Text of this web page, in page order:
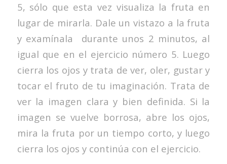
5, sólo que esta vez visualiza la fruta en
lugar de mirarla. Dale un vistazo a la fruta
y examínala durante unos 2 minutos, al
igual que en el ejercicio número 5. Luego
cierra los ojos y trata de ver, oler, gustar y
tocar el fruto de tu imaginación. Trata de
ver la imagen clara y bien definida. Si la
imagen se vuelve borrosa, abre los ojos,
mira la fruta por un tiempo corto, y luego
cierra los ojos y continúa con el ejercicio.